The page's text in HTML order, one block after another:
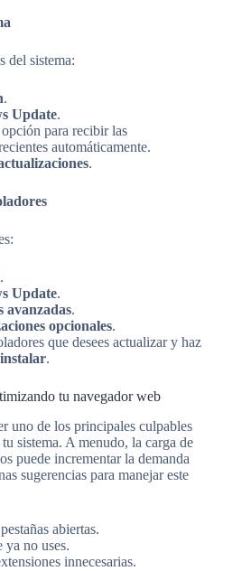
del sistema:
.
Update.
para recibir las
automáticamente.
.
.
Update.
avanzadas.
opcionales.
que desees actualizar y haz
.
tu navegador web
uno de los principales culpables
sistema. A menudo, la carga de
puede incrementar la demanda
sugerencias para manejar este
abiertas.
ya no uses.
innecesarias.